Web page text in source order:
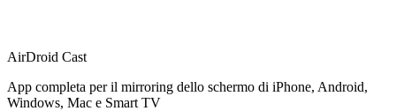
AirDroid Cast
App completa per il mirroring dello schermo di iPhone, Android,
Windows, Mac e Smart TV